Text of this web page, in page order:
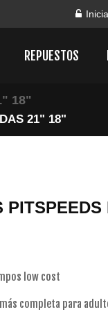
REPUESTOS
18"
21" 18"
PITSPEEDS
low cost
completa para